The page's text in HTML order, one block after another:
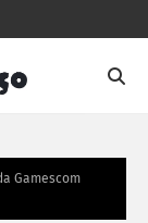
Gamescom